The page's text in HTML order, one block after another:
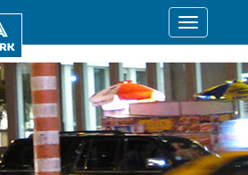
Desplegar